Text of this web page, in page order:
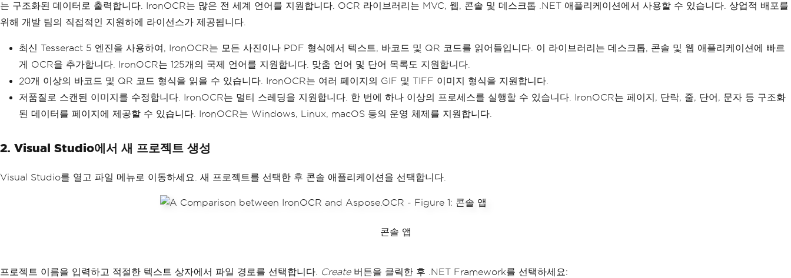
는 구조화된 데이터로 출력합니다. IronOCR는 많은 전 세계 언어를 지원합니다. OCR 라이브러리는 MVC, 웹, 콘솔 및 데스크톱 .NET 애플리케이션에서 사용할 수 있습니다. 상업적 배포를
위해 개발 팀의 직접적인 지원하에 라이선스가 제공됩니다.
최신 Tesseract 5 엔진을 사용하여, IronOCR는 모든 사진이나 PDF 형식에서 텍스트, 바코드 및 QR 코드를 읽어들입니다. 이 라이브러리는 데스크톱, 콘솔 및 웹 애플리케이션에 빠르
게 OCR을 추가합니다. IronOCR는 125개의 국제 언어를 지원합니다. 맞춤 언어 및 단어 목록도 지원합니다.
20개 이상의 바코드 및 QR 코드 형식을 읽을 수 있습니다. IronOCR는 여러 페이지의 GIF 및 TIFF 이미지 형식을 지원합니다.
저품질로 스캔된 이미지를 수정합니다. IronOCR는 멀티 스레딩을 지원합니다. 한 번에 하나 이상의 프로세스를 실행할 수 있습니다. IronOCR는 페이지, 단락, 줄, 단어, 문자 등 구조화
된 데이터를 페이지에 제공할 수 있습니다. IronOCR는 Windows, Linux, macOS 등의 운영 체제를 지원합니다.
2. Visual Studio에서 새 프로젝트 생성
Visual Studio를 열고 파일 메뉴로 이동하세요. 새 프로젝트를 선택한 후 콘솔 애플리케이션을 선택합니다.
콘솔 앱
프로젝트 이름을 입력하고 적절한 텍스트 상자에서 파일 경로를 선택합니다. Create버튼을 클릭한 후 .NET Framework를 선택하세요: